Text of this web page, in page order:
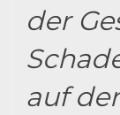
der
auf